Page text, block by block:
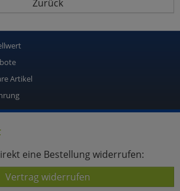
Zurück
Artikel
eine Bestellung widerrufen:
Vertrag widerrufen